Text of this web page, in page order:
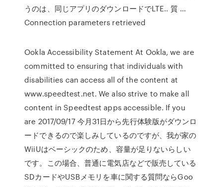
うのは、同じアプリのダウンロードでLTE.. 質 …
Connection parameters retrieved
Ookla Accessibility Statement At Ookla, we are
committed to ensuring that individuals with
disabilities can access all of the content at
www.speedtest.net. We also strive to make all
content in Speedtest apps accessible. If you
are 2017/09/17 今月31日から先行体験版がダウンロ
ードできるので楽しみしているのですが、我が家の
WiiUはベーシックのため、容量が足りないらしい
です。この場合、普通に電気店などで販売している
SDカードやUSBメモリを車に関する質問ならGoo